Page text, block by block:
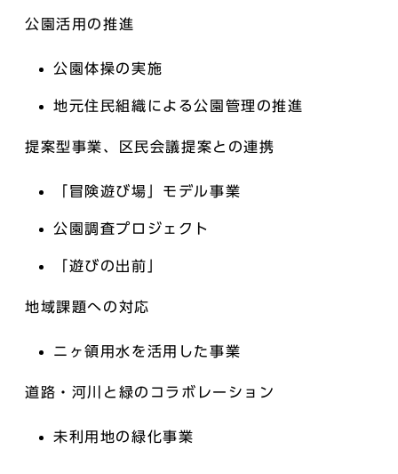
公園活用の推進
公園体操の実施
地元住民組織による公園管理の推進
提案型事業、区民会議提案との連携
「冒険遊び場」モデル事業
公園調査プロジェクト
「遊びの出前」
地域課題への対応
ニヶ領用水を活用した事業
道路・河川と緑のコラボレーション
未利用地の緑化事業